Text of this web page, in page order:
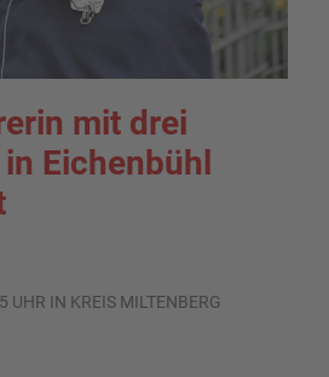
mit drei
Eichenbühl
IN KREIS MILTENBERG